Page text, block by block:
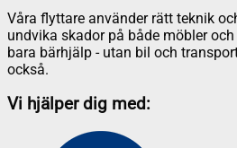
Våra flyttare använder rätt teknik
undvika skador på både möbler
bara bärhjälp - utan bil och
också.
Vi hjälper dig med: